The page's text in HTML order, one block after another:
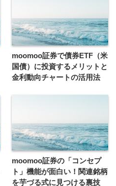
moomoo証券で債券ETF（米
国債）に投資するメリットと
金利動向チャートの活用法
moomoo証券の「コンセプ
ト」機能が面白い！関連銘柄
を芋づる式に見つける裏技